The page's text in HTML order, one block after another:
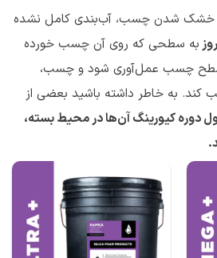
خشک شدن چسب، آب‌بندی کامل نشده
به سطحی که روی آن چسب خورده
سطح چسب عمل‌آوری شود و چسب،
کند. به خاطر داشته باشید بعضی از
دوره کیورینگ آن‌ها در محیط بسته،